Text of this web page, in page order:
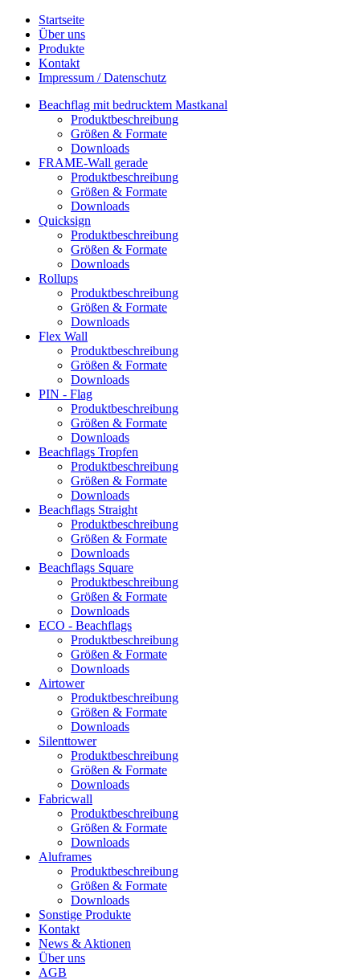
Startseite
Über uns
Produkte
Kontakt
Impressum / Datenschutz
Beachflag mit bedrucktem Mastkanal
Produktbeschreibung
Größen & Formate
Downloads
FRAME-Wall gerade
Produktbeschreibung
Größen & Formate
Downloads
Quicksign
Produktbeschreibung
Größen & Formate
Downloads
Rollups
Produktbeschreibung
Größen & Formate
Downloads
Flex Wall
Produktbeschreibung
Größen & Formate
Downloads
PIN - Flag
Produktbeschreibung
Größen & Formate
Downloads
Beachflags Tropfen
Produktbeschreibung
Größen & Formate
Downloads
Beachflags Straight
Produktbeschreibung
Größen & Formate
Downloads
Beachflags Square
Produktbeschreibung
Größen & Formate
Downloads
ECO - Beachflags
Produktbeschreibung
Größen & Formate
Downloads
Airtower
Produktbeschreibung
Größen & Formate
Downloads
Silenttower
Produktbeschreibung
Größen & Formate
Downloads
Fabricwall
Produktbeschreibung
Größen & Formate
Downloads
Aluframes
Produktbeschreibung
Größen & Formate
Downloads
Sonstige Produkte
Kontakt
News & Aktionen
Über uns
AGB